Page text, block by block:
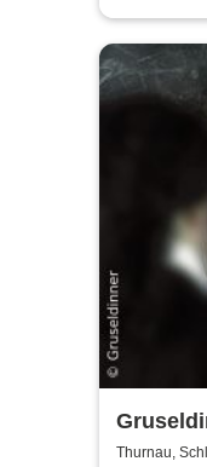
Hyde
Thurnau,